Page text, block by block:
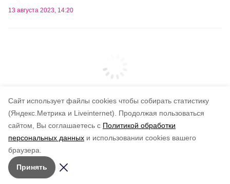
Cайт использует файлы cookies чтобы собирать статистику
(Яндекс.Метрика и Liveinternet).
Продолжая пользоваться
сайтом, Вы соглашаетесь с Политикой обработки
персональных данных и использовании cookies вашего
браузера.
Принять
Подписывайтесь на наш Telegram
канал
Рассказываем о главном в районе. Самая актуальная
и достоверная информация!
13 августа 2023, 14:20